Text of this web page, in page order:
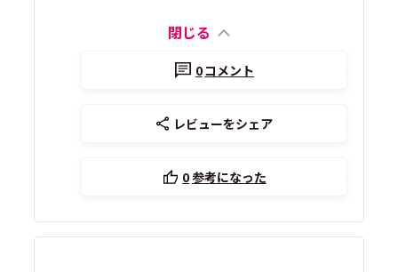
閉じる
0コメント
レビューをシェア
0参考になった